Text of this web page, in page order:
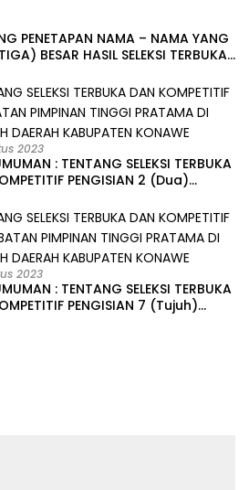
PENETAPAN NAMA – NAMA YANG
BESAR HASIL SELEKSI TERBUKA
DAERAH KABUPATEN KONAWE
2023
: TENTANG SELEKSI TERBUKA
PENGISIAN 2 (Dua)
PEMERINTAH DAERAH
KONAWE
2023
: TENTANG SELEKSI TERBUKA
PENGISIAN 7 (Tujuh)